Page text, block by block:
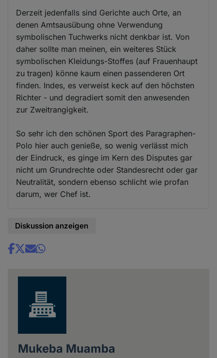
Derzeit jedenfalls sind Gerichte auch Orte, an
denen Amtsausübung ohne Verwendung
symbolischen Tuchwerks nicht denkbar ist. Von
daher sollte man meinen, ein weiteres Stück
symbolischen Kleidungs-Stoffes (auf Frauenhaupt
zu tragen) könne kaum einen passenderen Ort
finden. Indes, es verweist keck auf den höchsten
Richter - und degradiert somit den anwesenden
zur Zweitrangigkeit.
So sehr ich den schönen Sport des Paragraphen-
Polo hier auch genieße, so wenig verlässt mich
der Eindruck, es ginge im Kern des Disputes gar
nicht um Grundrechte oder Standesrecht oder gar
Neutralität, sondern ebenso schlicht wie profan
darum, wer Chef ist.
Diskussion anzeigen
Share
Mukeba Muamba